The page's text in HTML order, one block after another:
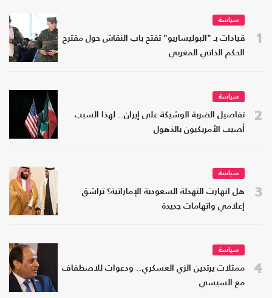
1
سياسة
قيادات بـ "البوليساريو" تفتح باب النقاش حول مقترح
الحكم الذاتي المغربي
2
سياسة
تفاصيل الضربة الوشيكة على إيران.. لهذا السبب
أصيب الأمريكيون بالذهول
3
سياسة
هل انهارت التهدئة السعودية الإماراتية؟ تراشق
إعلامي واتهامات جديدة
4
سياسة
ممثلات يرتدين الزي العسكري.. ودعوات للاصطفاف
مع السيسي